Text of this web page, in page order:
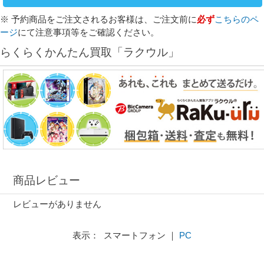
※ 予約商品をご注文されるお客様は、ご注文前に必ずこちらのペ
ージにて注意事項等をご確認ください。
らくらくかんたん買取「ラクウル」
商品レビュー
レビューがありません
表示： スマートフォン ｜ PC